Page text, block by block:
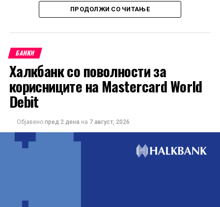
ПРОДОЛЖИ СО ЧИТАЊЕ
БАНКИ
Халкбанк со поволности за
корисниците на Mastercard World
Debit
Објавено пред 2 дена на 7 август, 2026